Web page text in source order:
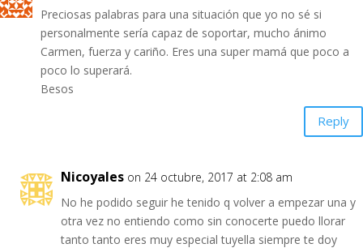
Preciosas palabras para una situación que yo no sé si
personalmente sería capaz de soportar, mucho ánimo
Carmen, fuerza y cariño. Eres una super mamá que poco a
poco lo superará.
Besos
Reply
Nicoyales on 24 octubre, 2017 at 2:08 am
No he podido seguir he tenido q volver a empezar una y
otra vez no entiendo como sin conocerte puedo llorar
tanto tanto eres muy especial tuyella siempre te doy